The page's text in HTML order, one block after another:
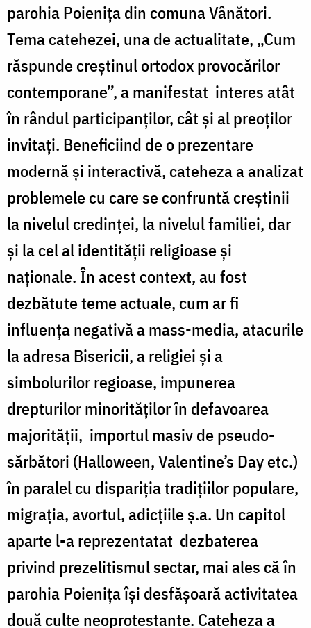
parohia Poieniţa din comuna Vânători.
Tema catehezei, una de actualitate, „Cum
răspunde creştinul ortodox provocărilor
contemporane”, a manifestat interes atât
în rândul participanţilor, cât şi al preoţilor
invitaţi. Beneficiind de o prezentare
modernă şi interactivă, cateheza a analizat
problemele cu care se confruntă creştinii
la nivelul credinţei, la nivelul familiei, dar
şi la cel al identităţii religioase şi
naţionale. În acest context, au fost
dezbătute teme actuale, cum ar fi
influenţa negativă a mass-media, atacurile
la adresa Bisericii, a religiei şi a
simbolurilor regioase, impunerea
drepturilor minorităţilor în defavoarea
majorităţii, importul masiv de pseudo-
sărbători (Halloween, Valentine’s Day etc.)
în paralel cu dispariţia tradiţiilor populare,
migraţia, avortul, adicţiile ş.a. Un capitol
aparte l-a reprezentatat dezbaterea
privind prezelitismul sectar, mai ales că în
parohia Poieniţa îşi desfăşoară activitatea
două culte neoprotestante. Cateheza a